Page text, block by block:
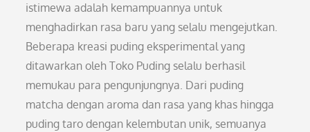
istimewa adalah kemampuannya untuk
menghadirkan rasa baru yang selalu mengejutkan.
Beberapa kreasi puding eksperimental yang
ditawarkan oleh Toko Puding selalu berhasil
memukau para pengunjungnya. Dari puding
matcha dengan aroma dan rasa yang khas hingga
puding taro dengan kelembutan unik, semuanya